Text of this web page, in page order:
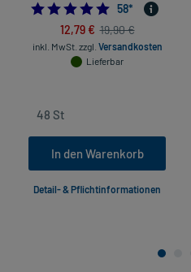
58*
12,79 € 19,90 €
inkl. MwSt. zzgl. Versandkosten
Lieferbar
In den Warenkorb
Detail- & Pflichtinformationen